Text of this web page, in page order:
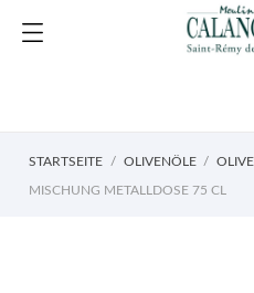
STARTSEITE OLIVENÖLE
MISCHUNG METALLDOSE 75 CL